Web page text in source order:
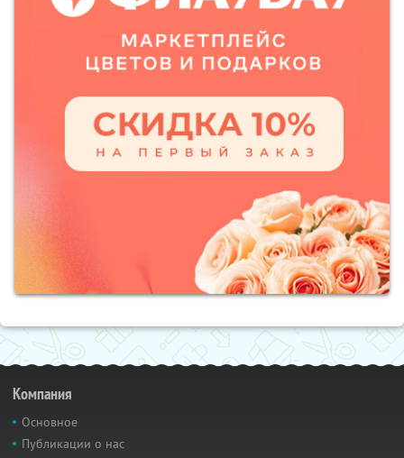
Компания
Основное
Публикации о нас